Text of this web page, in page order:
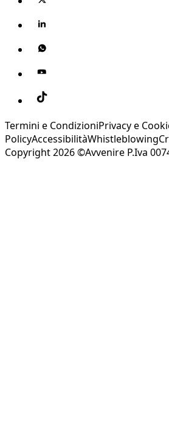
Termini e CondizioniPrivacy e
PolicyAccessibilitàWhistleblowing
Copyright 2026 ©Avvenire P.Iva